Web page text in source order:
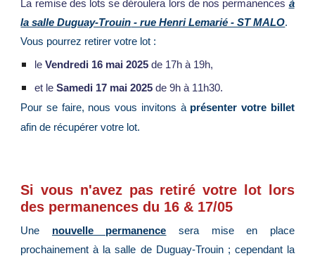
La remise des lots se déroulera lors de nos permanences à
la salle Duguay-Trouin - rue Henri Lemarié - ST MALO.
Vous pourrez retirer votre lot :
leVendredi 16 mai 2025 de 17h à 19h,
et leSamedi 17 mai 2025 de 9h à 11h30.
Pour se faire, nous vous invitons à présenter votre billet
afin de récupérer votre lot.
Si vous n'avez pas retiré votre lot lors
des permanences du 16 & 17/05
Une nouvelle permanence sera mise en place
prochainement à la salle de Duguay-Trouin ; cependant la